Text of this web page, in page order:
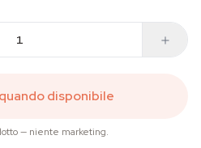
disponibile
— niente marketing.